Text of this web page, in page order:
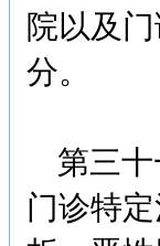
院以及
分。
第三十
门诊特